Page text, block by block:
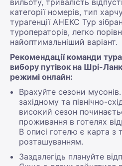
категорії номерів, тип
турагенції АНЕКС Тур
туроператорів, легко
найоптимальніший варіант.
Рекомендації команди
вибору путівок на Шрі-
режимі онлайн:
Врахуйте сезони
західному та північно-
високий сезон
проживання в готелях
В описі готелю є карта з
розташуванням.
Заздалегідь плануйте